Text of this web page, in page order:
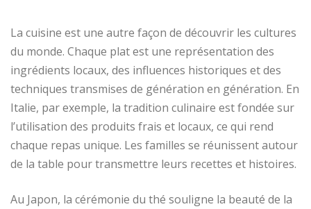
La cuisine est une autre façon de découvrir les cultures
du monde. Chaque plat est une représentation des
ingrédients locaux, des influences historiques et des
techniques transmises de génération en génération. En
Italie, par exemple, la tradition culinaire est fondée sur
l’utilisation des produits frais et locaux, ce qui rend
chaque repas unique. Les familles se réunissent autour
de la table pour transmettre leurs recettes et histoires.
Au Japon, la cérémonie du thé souligne la beauté de la